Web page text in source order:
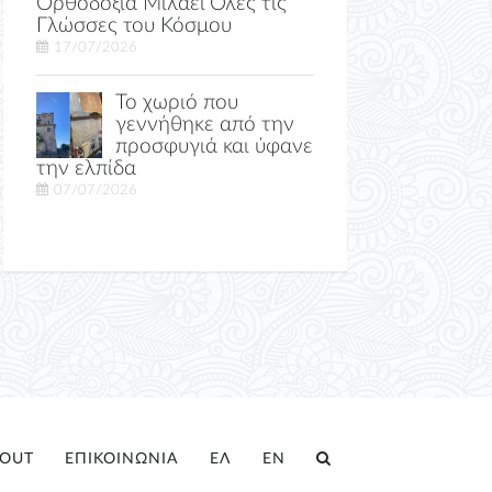
Γλώσσες του Κόσμου
17/07/2026
Το χωριό που
γεννήθηκε από την
προσφυγιά και ύφανε
την ελπίδα
07/07/2026
ΕΠΙΚΟΙΝΩΝΙΑ ΕΛ EN